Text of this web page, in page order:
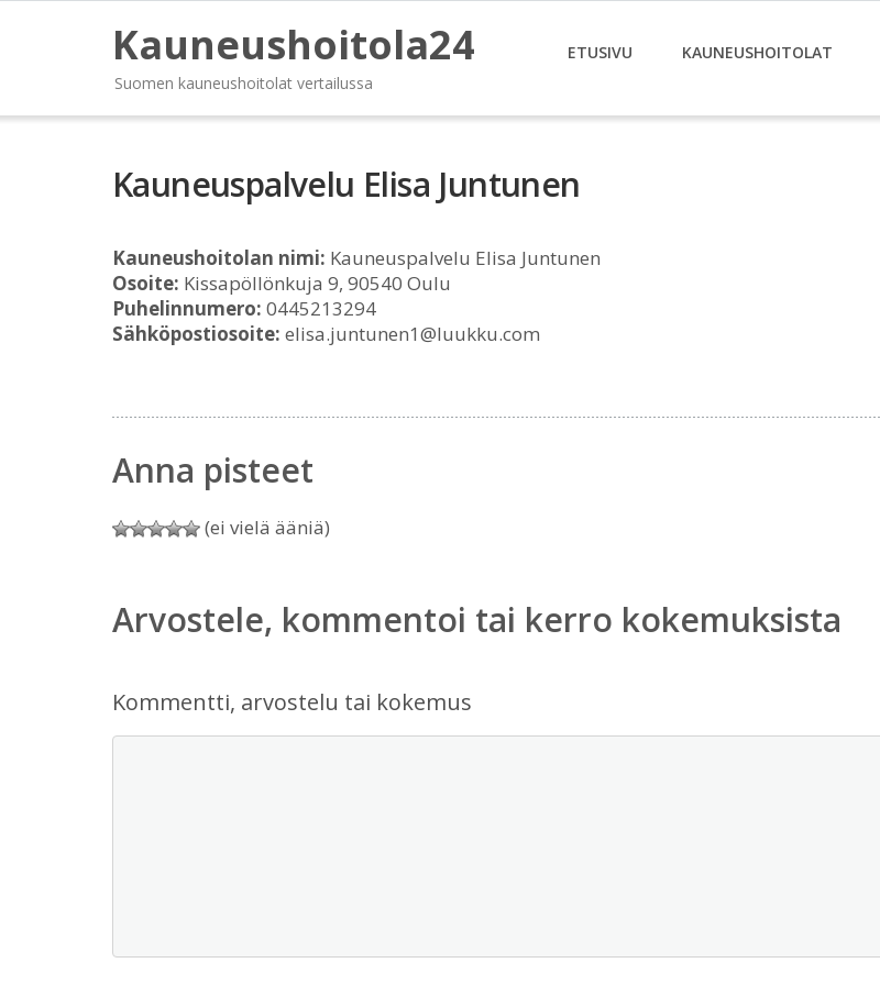
Kauneushoitola24
Suomen kauneushoitolat vertailussa
ETUSIVU KAUNEUSHOITOLAT
Kauneuspalvelu Elisa Juntunen
Kauneushoitolan nimi: Kauneuspalvelu Elisa Juntunen
Osoite: Kissapöllönkuja 9, 90540 Oulu
Puhelinnumero: 0445213294
Sähköpostiosoite: elisa.juntunen1@luukku.com
Anna pisteet
(ei vielä ääniä)
Arvostele, kommentoi tai kerro kokemuksista
Kommentti, arvostelu tai kokemus